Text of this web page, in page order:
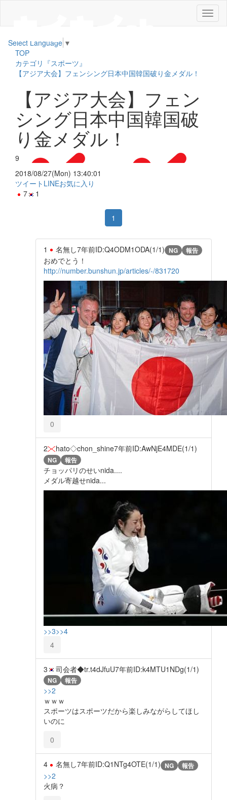
メ
ニ
Select Language ▼
TOP
カテゴリ『スポーツ』
【アジア大会】フェンシング日本中国韓国破り金メダル！
【アジア大会】フェン
シング日本中国韓国破
り金メダル！
9
2018/08/27(Mon) 13:40:01
ツイート LINEお気に入り
7
1
1
1 名無し7年前ID:Q4ODM1ODA(1/1) NG 報告
おめでとう！
http://number.bunshun.jp/articles/-/831720
0
2 hato◇chon_shine7年前ID:AwNjE4MDE(1/1)
NG 報告
チョッパリのせいnida....
メダル寄越せnida...
>>3>>4
4
3 司会者◆tr.t4dJfuU7年前ID:k4MTU1NDg(1/1)
NG 報告
>>2
ｗｗｗ
スポーツはスポーツだから楽しみながらしてほし
いのに
0
4 名無し7年前ID:Q1NTg4OTE(1/1) NG 報告
>>2
火病？